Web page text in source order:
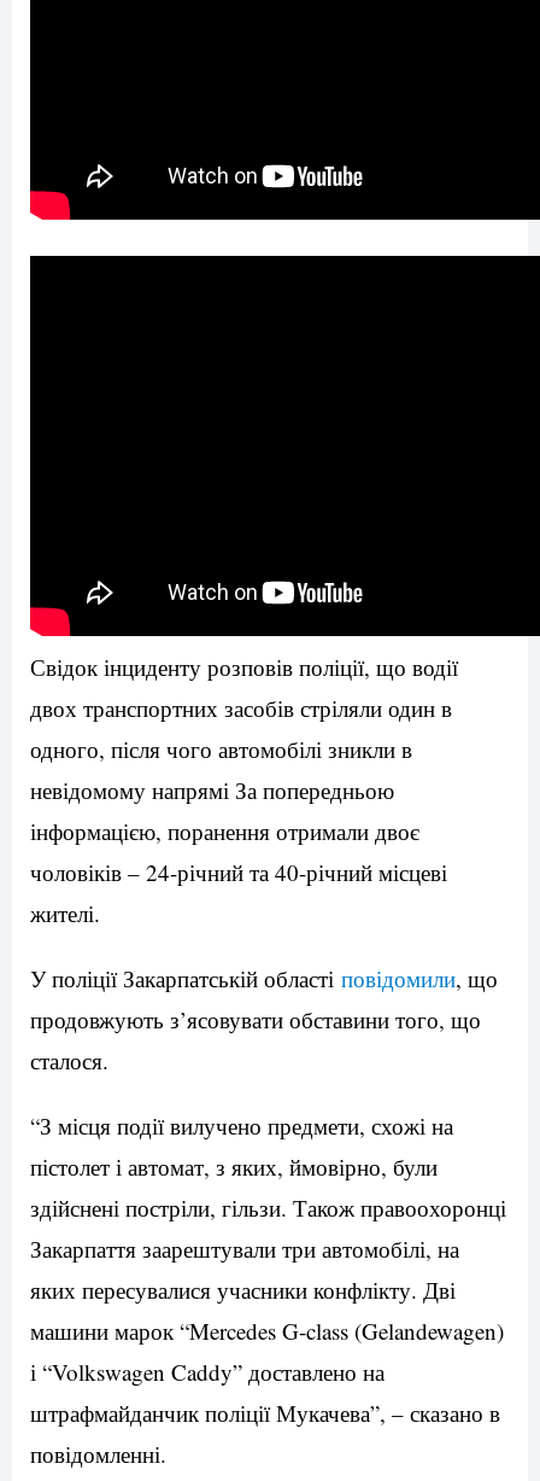
Свідок інциденту розповів поліції, що водії
двох транспортних засобів стріляли один в
одного, після чого автомобілі зникли в
невідомому напрямі За попередньою
інформацією, поранення отримали двоє
чоловіків – 24-річний та 40-річний місцеві
жителі.
У поліції Закарпатській області повідомили, що
продовжують з’ясовувати обставини того, що
сталося.
“З місця події вилучено предмети, схожі на
пістолет і автомат, з яких, ймовірно, були
здійснені постріли, гільзи. Також правоохоронці
Закарпаття заарештували три автомобілі, на
яких пересувалися учасники конфлікту. Дві
машини марок “Mercedes G-class (Gelandewagen)
і “Volkswagen Caddy” доставлено на
штрафмайданчик поліції Мукачева”, – сказано в
повідомленні.